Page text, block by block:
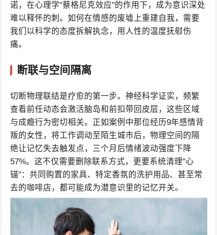
诺，在心理学"蔡格尼克效应"的作用下，成为意识深处
难以释怀的刺。如何在情感的废墟上重建自我，需要
我们以科学的态度拆解执念，用人性的温度抚慰伤
痛。
断联与空间隔离
切断物理联结是疗愈的第一步。神经科学证实，频繁
查看前任动态会激活脑岛和前扣带回皮层，这些区域
与成瘾行为密切相关。正如案例中那位经历9年感情背
叛的女性，将工作调动至陌生城市后，物理空间的隔
绝让记忆失去触发点，三个月后情绪波动强度下降
57%。这不仅需要删除联系方式，更要系统清理"心
锚"：共同购置的家具、特定香氛的洗护用品、甚至常
去的咖啡店，都可能成为潜意识里的记忆开关。